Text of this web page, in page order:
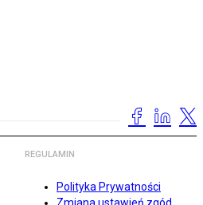
REGULAMIN
Polityka Prywatności